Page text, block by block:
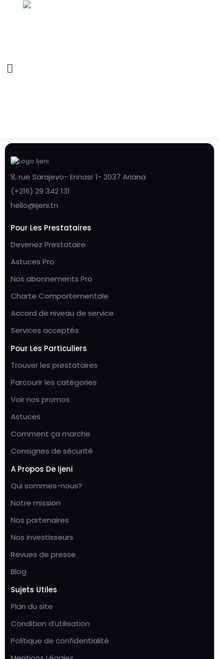
8, rue Sarajevo- Ennasr 1- 2037 Ariana
(+216) 29 342 131
hello@ijeni.tn
Pour Les Prestataires
Devenez Prestataire
Astuces Pro
Nos abonnements Pro
Charte Comportementale
Accord de niveau de service
Services acceptés
Pour Les Particuliers
Trouver les prestataires
Parcourir les catégories
Voir nos promos
Astuces
Comment ça marche
Consignes de sécurité
A Propos De Ijeni
Qui sommes-nous?
Notre mission
Nos partenaires
Nos investisseurs
Revues de presse
Blog
Sujets Utiles
Plan du site
Condition d’utilisation
Politique de confidentialité